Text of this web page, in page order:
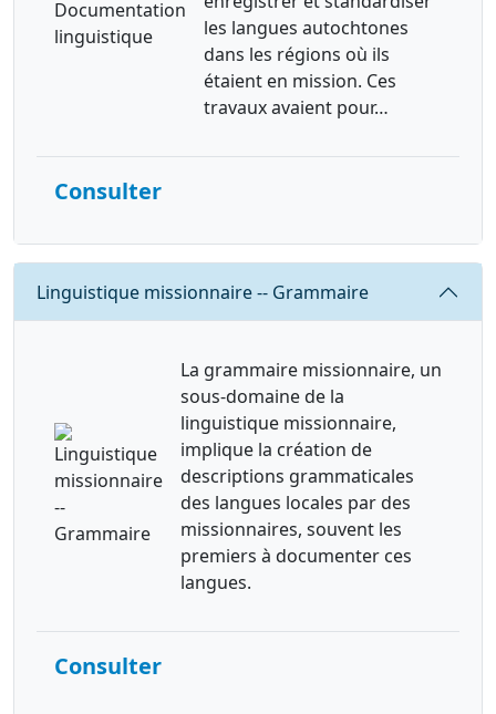
les langues autochtones
dans les régions où ils
étaient en mission. Ces
travaux avaient pour…
Consulter
Requête
Linguistique missionnaire -- Grammaire
La grammaire missionnaire, un
sous-domaine de la
linguistique missionnaire,
implique la création de
descriptions grammaticales
des langues locales par des
missionnaires, souvent les
premiers à documenter ces
langues.
Consulter